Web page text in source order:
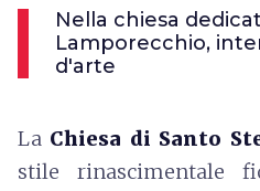
Nella chiesa
Lamporecchio,
d'arte
La Chiesa di Santo
stile rinascimentale